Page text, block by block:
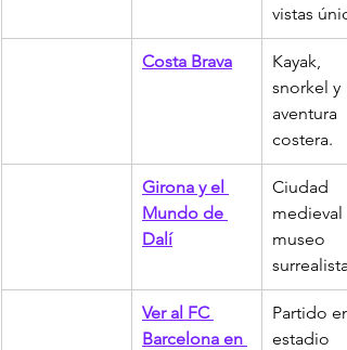
vistas
Costa Brava
Kayak,
snorkel y
aventura
costera.
Girona y el
Mundo de
Dalí
Ciudad
medieval
museo
surrealista.
Ver al FC
Barcelona en
Partido
estadio